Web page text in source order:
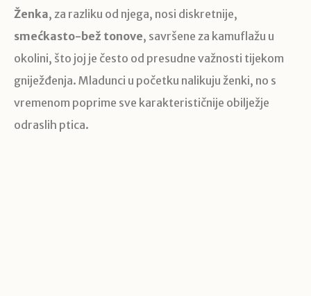
Ženka, za razliku od njega, nosi diskretnije,
smećkasto-bež tonove, savršene za kamuflažu u
okolini, što joj je često od presudne važnosti tijekom
gniježđenja. Mladunci u početku nalikuju ženki, no s
vremenom poprime sve karakterističnije obilježje
odraslih ptica.